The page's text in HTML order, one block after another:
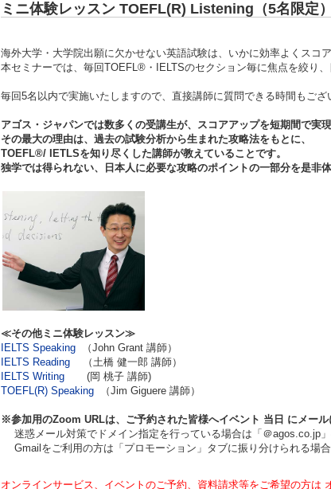
ミニ体験レッスン TOEFL(R) Listening（5名限定）
海外大学・大学院出願に欠かせない英語試験は、いかに効率よくスコ
本セミナーでは、毎回TOEFL®・IELTSのセクション毎に焦点を絞り
毎回5名以内で実施いたしますので、直接講師に質問できる時間もござ
アゴス・ジャパンでは数多くの受講生が、スコアアップを短期間で実現
その最大の理由は、過去の試験分析から生まれた攻略法をもとに、
TOEFL®/ IETLSを知り尽くした講師が教えていることです。
独学では得られない、日本人に必要な攻略のポイントの一部分を是非体
≪その他ミニ体験レッスン≫
IELTS Speaking （John Grant 講師）
IELTS Reading （土橋 健一郎 講師）
IELTS Writing (岡 桃子 講師)
TOEFL(R) Speaking （Jim Giguere 講師）
※参加用のZoom URLは、ご予約された皆様へイベント 当日 にメール
迷惑メール対策でドメイン指定を行っている場合は「＠agos.co.jp」
Gmailをご利用の方は「プロモーション」タブに振り分けられる場
オンラインサービス、イベントのご予約、資料請求等をご希望の方は